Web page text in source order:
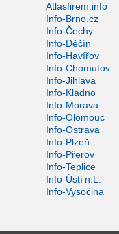
Atlasfirem.info
Info-Brno.cz
Info-Čechy
Info-Děčín
Info-Havířov
Info-Chomutov
Info-Jihlava
Info-Kladno
Info-Morava
Info-Olomouc
Info-Ostrava
Info-Plzeň
Info-Přerov
Info-Teplice
Info-Ústí n.L.
Info-Vysočina